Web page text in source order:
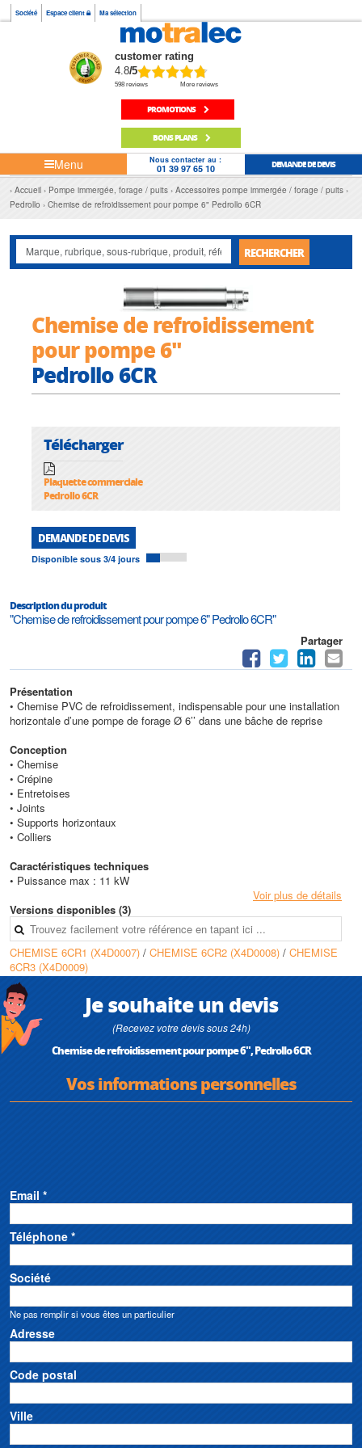
Société Espace client Ma sélection
customer rating
4.8/5
598 reviews More reviews
PROMOTIONS
BONS PLANS
Menu Nous contacter au :
01 39 97 65 10 DEMANDE DE DEVIS
Accueil Pompe immergée, forage / puits
Accessoires pompe immergée / forage / puits
Pedrollo
Chemise de refroidissement pour pompe 6" Pedrollo 6CR
RECHERCHER
Chemise de refroidissement
pour pompe 6"
Pedrollo 6CR
Télécharger
Plaquette commerciale
Pedrollo 6CR
DEMANDE DE DEVIS
Disponible sous 3/4 jours
Description du produit
"Chemise de refroidissement pour pompe 6" Pedrollo 6CR"
Partager
Présentation
• Chemise PVC de refroidissement, indispensable pour une installation
horizontale d’une pompe de forage Ø 6’’ dans une bâche de reprise
Conception
• Chemise
• Crépine
• Entretoises
• Joints
• Supports horizontaux
• Colliers
Caractéristiques techniques
• Puissance max : 11 kW
Voir plus de détails
Versions disponibles (3)
CHEMISE 6CR1 (X4D0007) / CHEMISE 6CR2 (X4D0008) / CHEMISE
6CR3 (X4D0009)
Je souhaite un devis
(Recevez votre devis sous 24h)
Chemise de refroidissement pour pompe 6", Pedrollo 6CR
Vos informations personnelles
Email *
Téléphone *
Société
Ne pas remplir si vous êtes un particulier
Adresse
Code postal
Ville